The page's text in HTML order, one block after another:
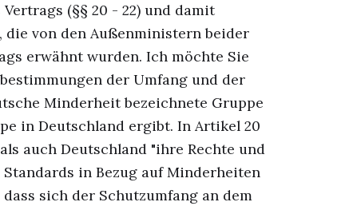
(§§ 20 - 22) und damit
die von den Außenministern beider
erwähnt wurden. Ich möchte Sie
der Umfang und der
Minderheit bezeichnete Gruppe
in Deutschland ergibt. In Artikel 20
auch Deutschland "ihre Rechte und
in Bezug auf Minderheiten
sich der Schutzumfang an dem